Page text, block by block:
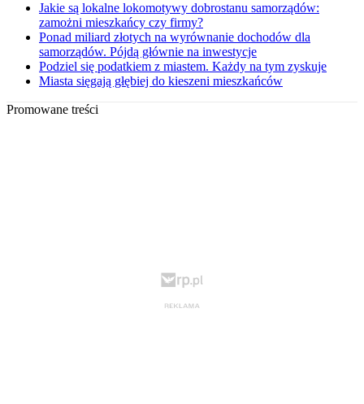
Jakie są lokalne lokomotywy dobrostanu samorządów:
zamożni mieszkańcy czy firmy?
Ponad miliard złotych na wyrównanie dochodów dla
samorządów. Pójdą głównie na inwestycje
Podziel się podatkiem z miastem. Każdy na tym zyskuje
Miasta sięgają głębiej do kieszeni mieszkańców
Promowane treści